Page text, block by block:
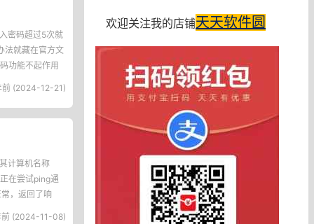
密码超过5次就
法就藏在官方文
功能不起作用
前 (2024-12-21)
计算机名称
在尝试ping通
，返回了响
前 (2024-11-08)
欢迎关注我的店铺天天软件圆